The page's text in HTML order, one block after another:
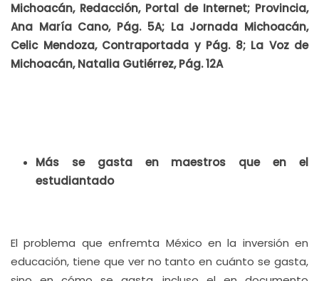
Michoacán, Redacción, Portal de Internet; Provincia,
Ana María Cano, Pág. 5A; La Jornada Michoacán,
Celic Mendoza, Contraportada y Pág. 8; La Voz de
Michoacán, Natalia Gutiérrez, Pág. 12A
Más se gasta en maestros que en el
estudiantado
El problema que enfremta México en la inversión en
educación, tiene que ver no tanto en cuánto se gasta,